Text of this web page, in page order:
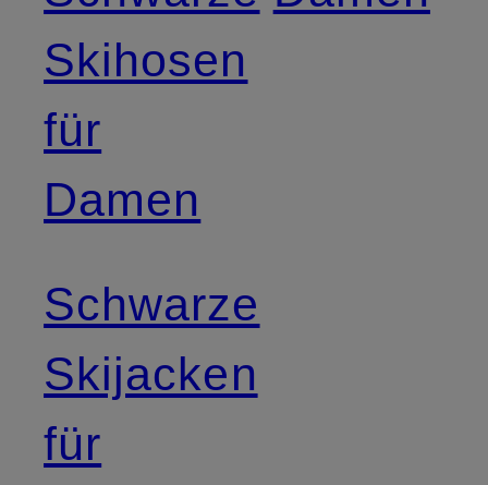
Skihosen
für
Damen
Schwarze
Skijacken
für